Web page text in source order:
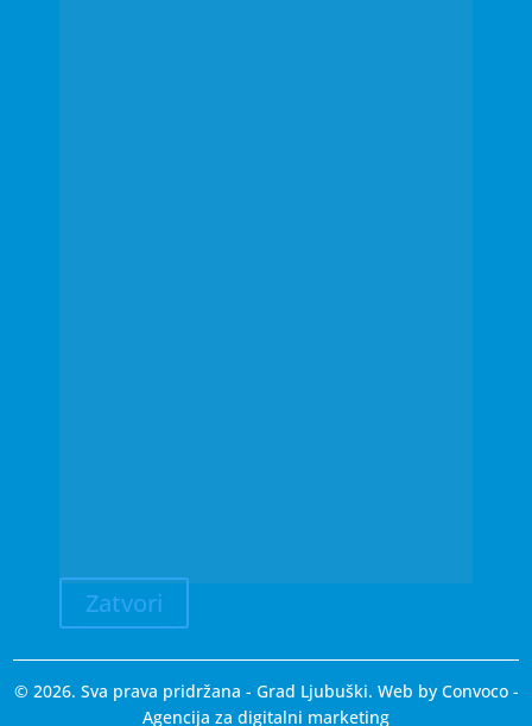
Zatvori
© 2026. Sva prava pridržana - Grad Ljubuški. Web by Convoco-
Agencija za digitalni marketing